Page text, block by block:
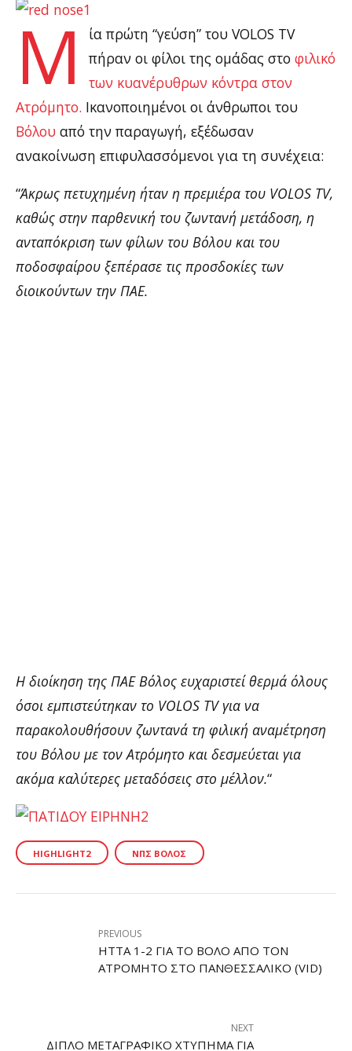
Μ
ία πρώτη “γεύση” του VOLOS TV
πήραν οι φίλοι της ομάδας στοφιλικό
των κυανέρυθρων κόντρα στον
Ατρόμητο. Ικανοποιημένοι οι άνθρωποι του
Βόλου από την παραγωγή, εξέδωσαν
ανακοίνωση επιφυλασσόμενοι για τη συνέχεια:
“Άκρως πετυχημένη ήταν η πρεμιέρα του VOLOS TV,
καθώς στην παρθενική του ζωντανή μετάδοση, η
ανταπόκριση των φίλων του Βόλου και του
ποδοσφαίρου ξεπέρασε τις προσδοκίες των
διοικούντων την ΠΑΕ.
Η διοίκηση της ΠΑΕ Βόλος ευχαριστεί θερμά όλους
όσοι εμπιστεύτηκαν το VOLOS TV για να
παρακολουθήσουν ζωντανά τη φιλική αναμέτρηση
του Βόλου με τον Ατρόμητο και δεσμεύεται για
ακόμα καλύτερες μεταδόσεις στο μέλλον.“
HIGHLIGHT2 ΝΠΣ ΒΌΛΟΣ
PREVIOUS
ΉΤΤΑ 1-2 ΓΙΑ ΤΟ ΒΌΛΟ ΑΠΌ ΤΟΝ
ΑΤΡΌΜΗΤΟ ΣΤΟ ΠΑΝΘΕΣΣΑΛΙΚΌ (VID)
NEXT
ΔΙΠΛΌ ΜΕΤΑΓΡΑΦΙΚΌ ΧΤΎΠΗΜΑ ΓΙΑ